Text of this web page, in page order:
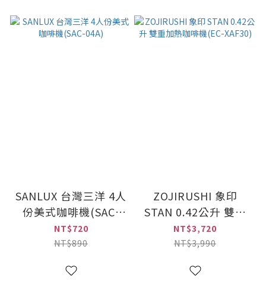
SANLUX 台灣三洋 4人
份美式咖啡機(SAC-
04A)
NT$720
NT$890
ZOJIRUSHI 象印
STAN 0.42公升 雙重
加熱咖啡機(EC-
XAF30)
NT$3,720
NT$3,990